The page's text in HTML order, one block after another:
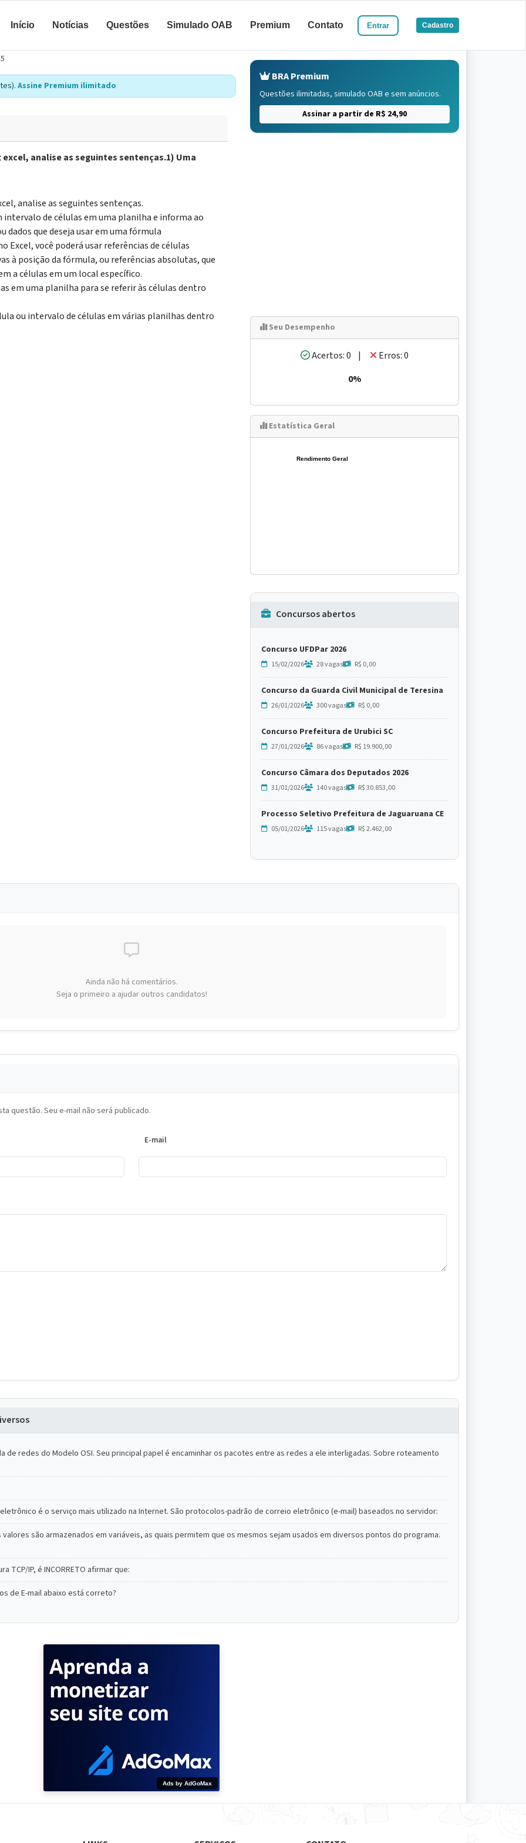
Início Notícias Questões Simulado OAB Premium Contato Entrar Cadastro
Assine Premium ilimitado
analise as seguintes sentenças.1) Uma
analise as seguintes sentenças.
de células em uma planilha e informa ao
dados que deseja usar em uma fórmula
Excel, você poderá usar referências de células
à posição da fórmula, ou referências absolutas, que
a células em um local específico.
em uma planilha para se referir às células dentro
ou intervalo de células em várias planilhas dentro
BRA Premium
Questões ilimitadas, simulado OAB e sem anúncios.
Assinar a partir de R$ 24,90
Seu Desempenho
Acertos: 0 |
Erros: 0
0%
Estatística Geral
Rendimento Geral
Concursos abertos
Concurso UFDPar 2026
15/02/2026 28 vagas R$ 0,00
Concurso da Guarda Civil Municipal de Teresina
26/01/2026 300 vagas R$ 0,00
Concurso Prefeitura de Urubici SC
27/01/2026 86 vagas R$ 19.900,00
Concurso Câmara dos Deputados 2026
31/01/2026 140 vagas R$ 30.853,00
Processo Seletivo Prefeitura de Jaguaruana CE
05/01/2026 115 vagas R$ 2.462,00
Ainda não há comentários.
Seja o primeiro a ajudar outros candidatos!
questão. Seu e-mail não será publicado.
E-mail
de redes do Modelo OSI. Seu principal papel é encaminhar os pacotes entre as redes a ele interligadas. Sobre roteamento
é o serviço mais utilizado na Internet. São protocolos-padrão de correio eletrônico (e-mail) baseados no servidor:
são armazenados em variáveis, as quais permitem que os mesmos sejam usados em diversos pontos do programa.
TCP/IP, é INCORRETO afirmar que:
de E-mail abaixo está correto?
Ads by AdGoMax